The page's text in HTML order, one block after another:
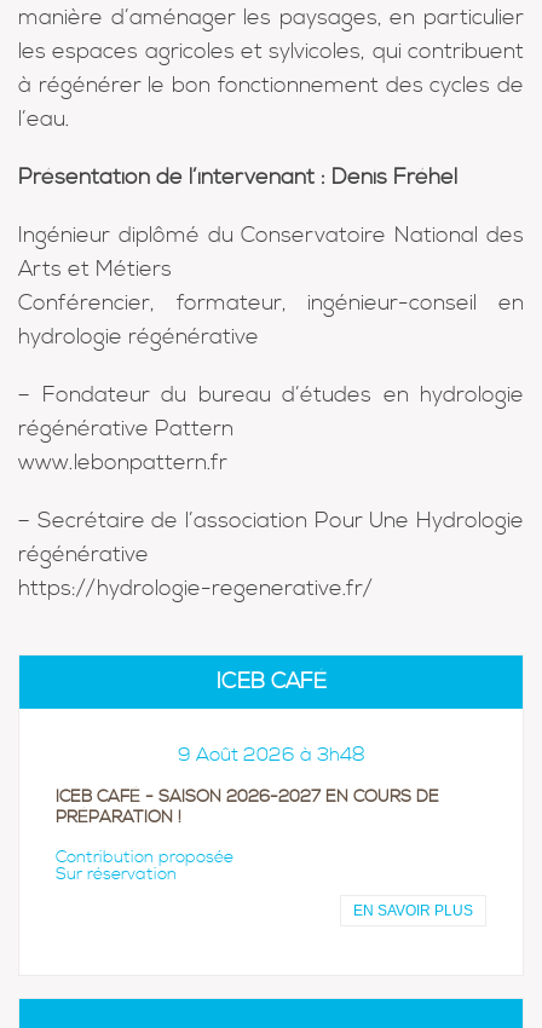
manière d’aménager les paysages, en particulier
les espaces agricoles et sylvicoles, qui contribuent
à régénérer le bon fonctionnement des cycles de
l’eau.
Présentation de l’intervenant : Denis Fréhel
Ingénieur diplômé du Conservatoire National des
Arts et Métiers
Conférencier, formateur, ingénieur-conseil en
hydrologie régénérative
– Fondateur du bureau d’études en hydrologie
régénérative Pattern
www.lebonpattern.fr
– Secrétaire de l’association Pour Une Hydrologie
régénérative
https://hydrologie-regenerative.fr/
ICEB CAFÉ
9 Août 2026 à 3h48
ICEB CAFÉ - SAISON 2026-2027 EN COURS DE
PRÉPARATION !
Contribution proposée
Sur réservation
EN SAVOIR PLUS